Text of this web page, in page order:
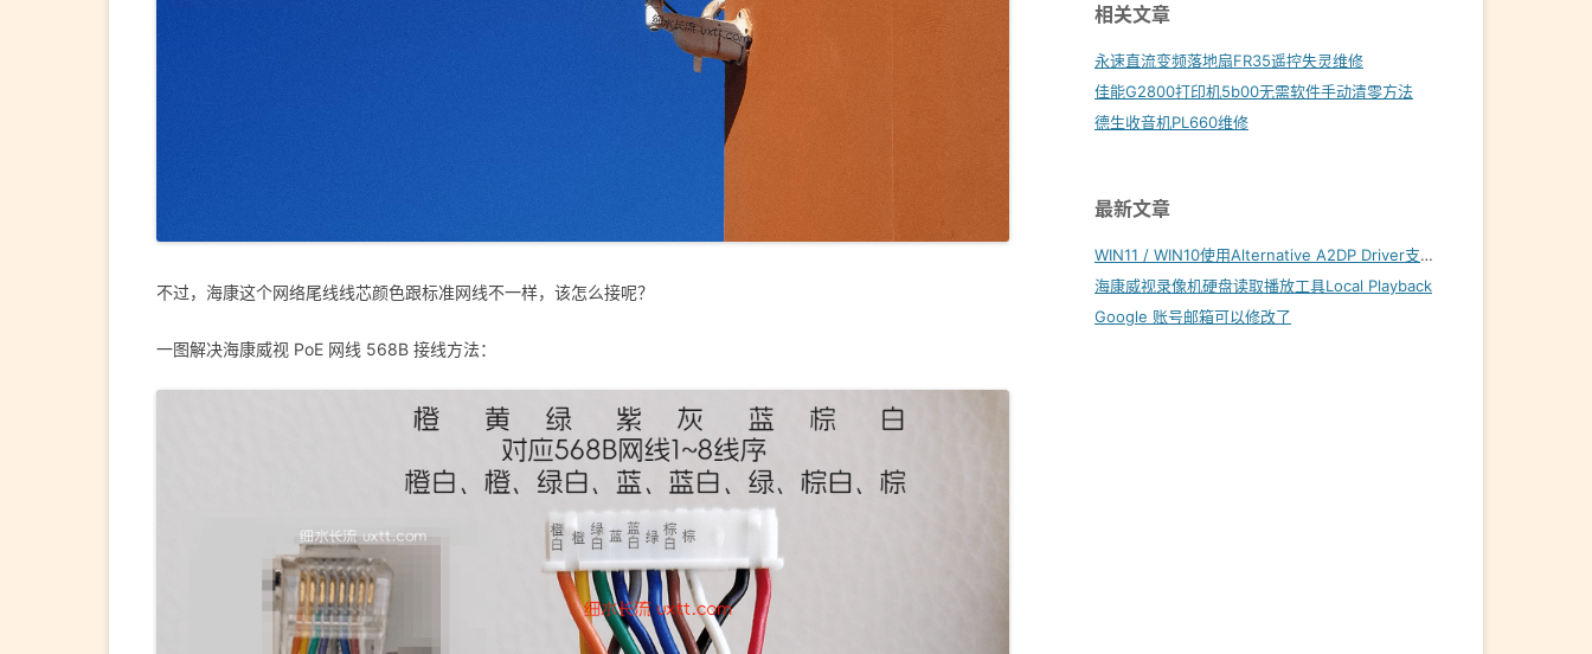
不过，海康这个网络尾线线芯颜色跟标准网线不一样，该怎么接呢？
一图解决海康威视 PoE 网线 568B 接线方法：
相关文章
永速直流变频落地扇FR35遥控失灵维修
佳能G2800打印机5b00无需软件手动清零方法
德生收音机PL660维修
最新文章
WIN11 / WIN10使用Alternative A2DP Driver支持LDAC
海康威视录像机硬盘读取播放工具Local Playback
Google 账号邮箱可以修改了